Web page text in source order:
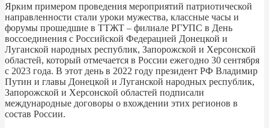
Ярким примером проведения мероприятий патриотической
направленности стали уроки мужества, классные часы и
форумы прошедшие в ТТЖТ – филиале РГУПС в День
воссоединения с Российской Федерацией Донецкой и
Луганской народных республик, Запорожской и Херсонской
областей, который отмечается в России ежегодно 30 сентября
с 2023 года. В этот день в 2022 году президент РФ Владимир
Путин и главы Донецкой и Луганской народных республик,
Запорожской и Херсонской областей подписали
международные договоры о вхождении этих регионов в
состав России.